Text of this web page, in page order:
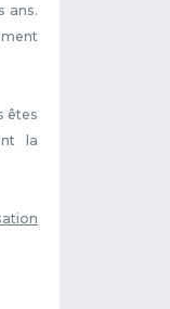
ans.
êtes
la